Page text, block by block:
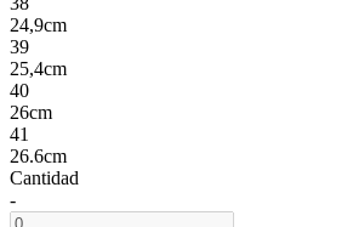
24,9cm
39
25,4cm
40
26cm
41
26.6cm
Cantidad
-